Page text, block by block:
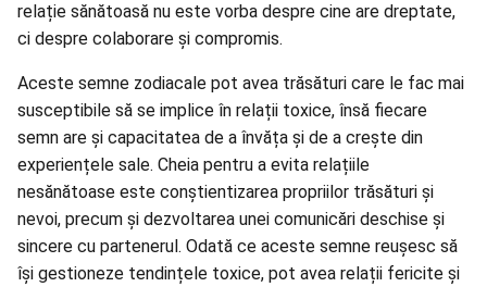
relație sănătoasă nu este vorba despre cine are dreptate,
ci despre colaborare și compromis.
Aceste semne zodiacale pot avea trăsături care le fac mai
susceptibile să se implice în relații toxice, însă fiecare
semn are și capacitatea de a învăța și de a crește din
experiențele sale. Cheia pentru a evita relațiile
nesănătoase este conștientizarea propriilor trăsături și
nevoi, precum și dezvoltarea unei comunicări deschise și
sincere cu partenerul. Odată ce aceste semne reușesc să
își gestioneze tendințele toxice, pot avea relații fericite și